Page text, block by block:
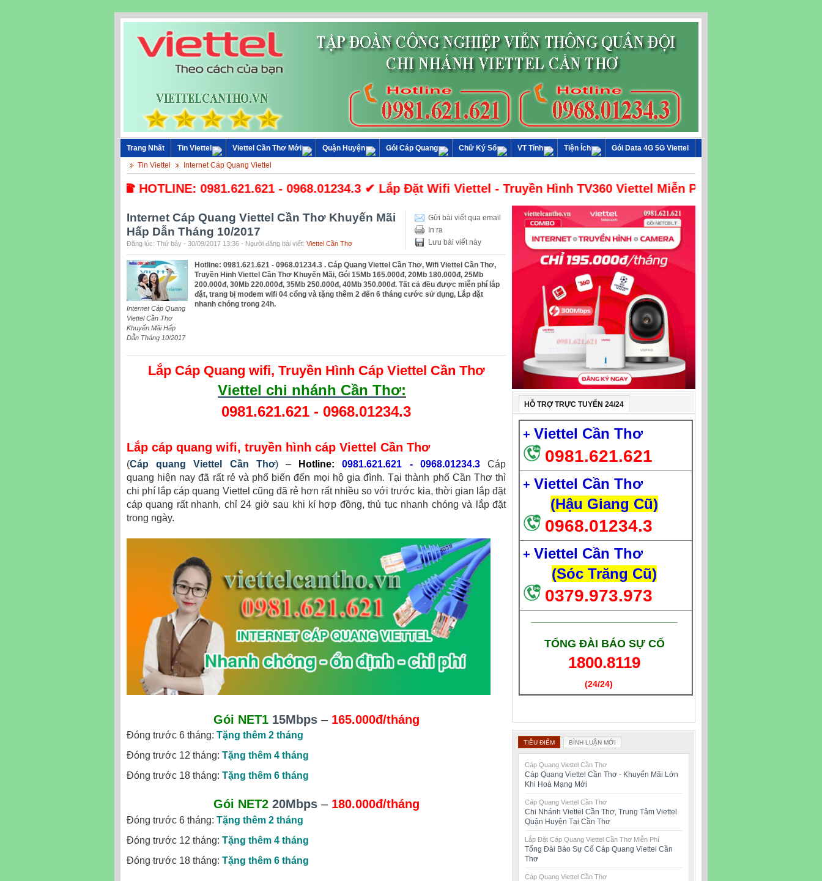
Trang Nhất Tin Viettel Viettel Cần Thơ Mới Quận Huyện Gói Cáp Quang Chữ Ký Số VT Tỉnh Tiện Ích
Gói Data 4G 5G Viettel
Tin Viettel
Internet Cáp Quang Viettel
☎ HOTLINE: 0981.621.621 - 0968.01234.3 ✔ Lắp Đặt Wifi Viettel - Truyền Hình TV360 Viettel Miễn Phí
Gửi bài viết qua email
In ra
Lưu bài viết này
Internet Cáp Quang Viettel Cần Thơ Khuyến Mãi
Hấp Dẫn Tháng 10/2017
Đăng lúc: Thứ bảy - 30/09/2017 13:36 - Người đăng bài viết: Viettel Cần Thơ
Internet Cáp Quang
Viettel Cần Thơ
Khuyến Mãi Hấp
Dẫn Tháng 10/2017
Hotline: 0981.621.621 - 0968.01234.3 . Cáp Quang Viettel Cần Thơ, Wifi Viettel Cần Thơ,
Truyền Hinh Viettel Cần Thơ Khuyến Mãi, Gói 15Mb 165.000đ, 20Mb 180.000đ, 25Mb
200.000đ, 30Mb 220.000đ, 35Mb 250.000đ, 40Mb 350.000đ. Tất cả đều được miễn phí lắp
đặt, trang bị modem wifi 04 cổng và tặng thêm 2 đến 6 tháng cước sử dụng, Lắp đặt
nhanh chóng trong 24h.
Lắp Cáp Quang wifi, Truyền Hình Cáp Viettel Cần Thơ
Viettel chi nhánh Cần Thơ:
0981.621.621 - 0968.01234.3
Lắp cáp quang wifi, truyền hình cáp Viettel Cần Thơ
(Cáp quang Viettel Cần Thơ)– Hotline:0981.621.621 - 0968.01234.3
Cáp
quang hiện nay đã rất rẻ và phổ biến đến mọi hộ gia đình. Tại thành phố Cần Thơ thì
chi phí lắp cáp quang Viettel cũng đã rẻ hơn rất nhiều so với trước kia, thời gian lắp đặt
cáp quang rất nhanh, chỉ 24 giờ sau khi kí hợp đồng, thủ tục nhanh chóng và lắp đặt
trong ngày.
Gói NET115Mbps– 165.000đ/tháng
Đóng trước 6 tháng: Tặng thêm 2 tháng
Đóng trước 12 tháng: Tặng thêm 4 tháng
Đóng trước 18 tháng: Tặng thêm 6 tháng
Gói NET220Mbps– 180.000đ/tháng
Đóng trước 6 tháng: Tặng thêm 2 tháng
Đóng trước 12 tháng: Tặng thêm 4 tháng
Đóng trước 18 tháng: Tặng thêm 6 tháng
HỖ TRỢ TRỰC TUYẾN 24/24
+ Viettel Cần Thơ
0981.621.621
+ Viettel Cần Thơ
(Hậu Giang Cũ)
0968.01234.3
+ Viettel Cần Thơ
(Sóc Trăng Cũ)
0379.973.973
TỔNG ĐÀI BÁO SỰ CỐ
1800.8119
(24/24)
TIÊU ĐIỂM BÌNH LUẬN MỚI
Cáp Quang Viettel Cần Thơ
Cáp Quang Viettel Cần Thơ - Khuyến Mãi Lớn
Khi Hoà Mạng Mới
Cáp Quang Viettel Cần Thơ
Chi Nhánh Viettel Cần Thơ, Trung Tâm Viettel
Quận Huyện Tại Cần Thơ
Lắp Đặt Cáp Quang Viettel Cần Thơ Miễn Phí
Tổng Đài Báo Sự Cố Cáp Quang Viettel Cần
Thơ
Cáp Quang Viettel Cần Thơ